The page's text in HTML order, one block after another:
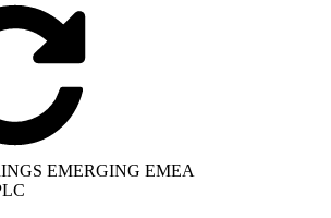
EMERGING EMEA